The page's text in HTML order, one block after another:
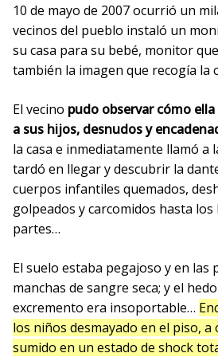
10 de mayo de 2007 ocurrió un
vecinos del pueblo instaló un
su casa para su bebé, monitor
también la imagen que recogía la
El vecino pudo observar cómo
a sus hijos, desnudos y
la casa e inmediatamente llamó a
tardó en llegar y descubrir la
cuerpos infantiles quemados,
golpeados y carcomidos hasta
partes…
El suelo estaba pegajoso y en las
manchas de sangre seca; y el
excremento era insoportable…
los niños desmayado en el piso,
sumido en un estado de shock